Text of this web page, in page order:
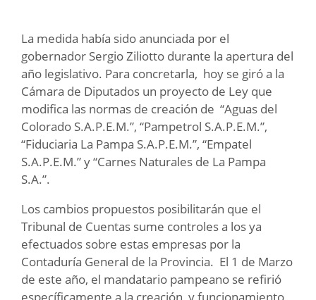
La medida había sido anunciada por el
gobernador Sergio Ziliotto durante la apertura del
año legislativo. Para concretarla, hoy se giró a la
Cámara de Diputados un proyecto de Ley que
modifica las normas de creación de “Aguas del
Colorado S.A.P.E.M.”, “Pampetrol S.A.P.E.M.”,
“Fiduciaria La Pampa S.A.P.E.M.”, “Empatel
S.A.P.E.M.” y “Carnes Naturales de La Pampa
S.A.”.
Los cambios propuestos posibilitarán que el
Tribunal de Cuentas sume controles a los ya
efectuados sobre estas empresas por la
Contaduría General de la Provincia. El 1 de Marzo
de este año, el mandatario pampeano se refirió